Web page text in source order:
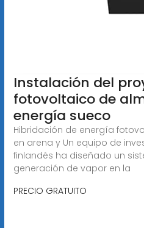
Instalación del
fotovoltaico de
energía sueco
Hibridación de energía
en arena y Un equipo de
finlandés ha diseñado un
generación de vapor en la
PRECIO GRATUITO